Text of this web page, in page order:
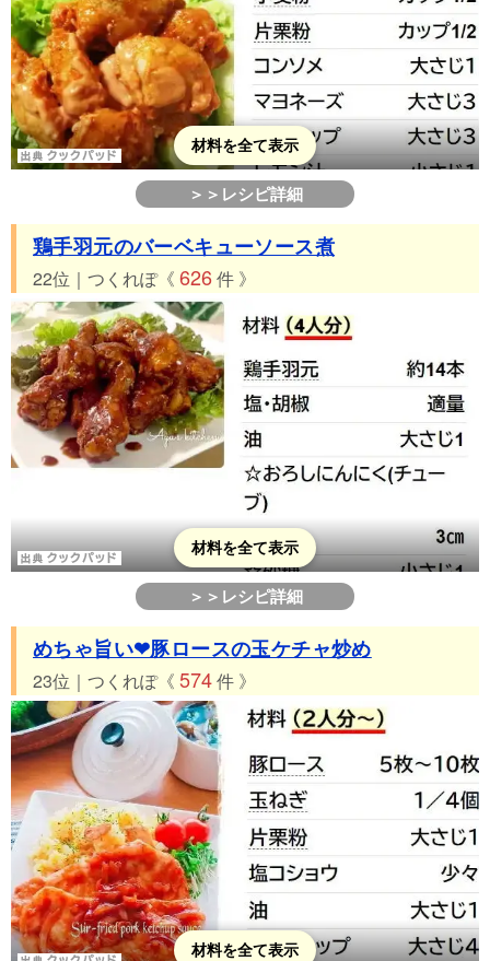
材料を全て表示
＞＞レシピ詳細
鶏手羽元のバーベキューソース煮
22位｜つくれぽ《 626件 》
材料を全て表示
＞＞レシピ詳細
めちゃ旨い❤豚ロースの玉ケチャ炒め
23位｜つくれぽ《 574件 》
材料を全て表示